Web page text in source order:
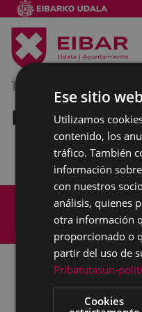
10/07/2019
Reunión
Política de
Ese sitio
Utilizamos
contenido, los
tráfico. También
información
con nuestros
análisis, quienes
otra información
proporcionado o
partir del uso de
Pribatutasun-
Cookies